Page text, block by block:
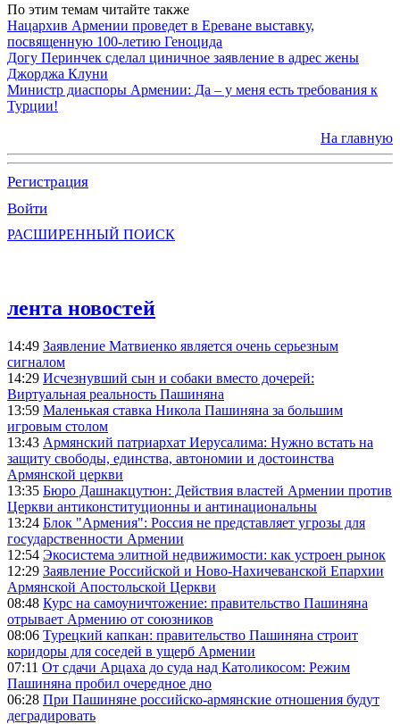
По этим темам читайте также
Нацархив Армении проведет в Ереване выставку,
посвященную 100-летию Геноцида
Догу Перинчек сделал циничное заявление в адрес жены
Джорджа Клуни
Министр диаспоры Армении: Да – у меня есть требования к
Турции!
На главную
Регистрация
Войти
РАСШИРЕННЫЙ ПОИСК
лента новостей
14:49 Заявление Матвиенко является очень серьезным
сигналом
14:29 Исчезнувший сын и собаки вместо дочерей:
Виртуальная реальность Пашиняна
13:59 Маленькая ставка Никола Пашиняна за большим
игровым столом
13:43 Армянский патриархат Иерусалима: Нужно встать на
защиту свободы, единства, автономии и достоинства
Армянской церкви
13:35 Бюро Дашнакцутюн: Действия властей Армении против
Церкви антиконституционны и антинациональны
13:24 Блок "Армения": Россия не представляет угрозы для
государственности Армении
12:54 Экосистема элитной недвижимости: как устроен рынок
12:29 Заявление Российской и Ново-Нахичеванской Епархии
Армянской Апостольской Церкви
08:48 Курс на самоуничтожение: правительство Пашиняна
отрывает Армению от союзников
08:06 Турецкий капкан: правительство Пашиняна строит
коридоры для соседей в ущерб Армении
07:11 От сдачи Арцаха до суда над Католикосом: Режим
Пашиняна пробил очередное дно
06:28 При Пашиняне российско-армянские отношения будут
деградировать